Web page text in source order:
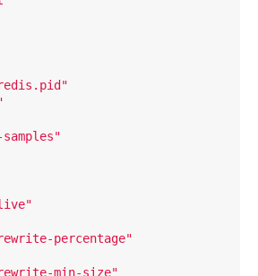
samples"
percentage"
min-size"